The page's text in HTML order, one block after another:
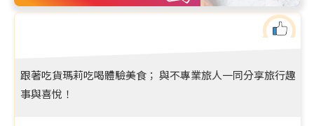
跟著吃貨瑪莉吃喝體驗美食； 與不專業旅人一同分享旅行趣
事與喜悅！